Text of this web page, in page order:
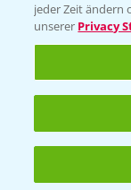
Kontakt
+49
jeder Zeit ändern
unserer Privacy